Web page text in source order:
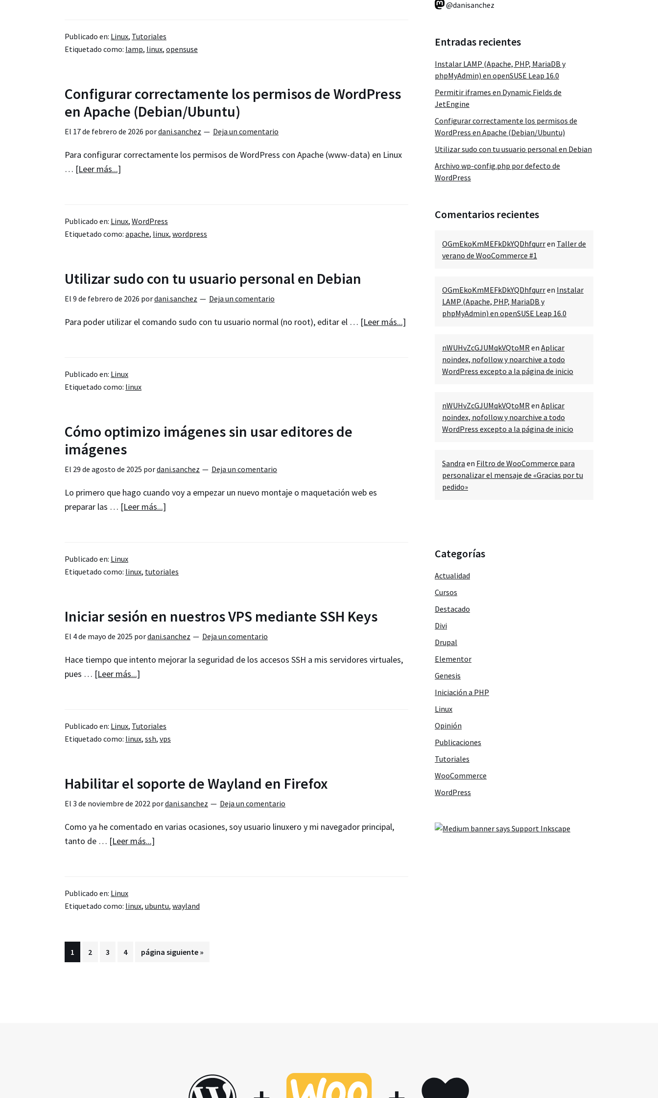
(Apache,
PHP,
phpMyAdmin)
en
16.0
Publicado en: Linux, Tutoriales
Etiquetado como: lamp, linux, opensuse
Configurar correctamente los permisos de WordPress
en Apache (Debian/Ubuntu)
El 17 de febrero de 2026 pordani.sanchez Deja un comentario
Para configurar correctamente los permisos de WordPress con Apache (www-data) en Linux
… [Leer más...]
los
permisos
en
Apache
Publicado en: Linux, WordPress
Etiquetado como: apache, linux, wordpress
Utilizar sudo con tu usuario personal en Debian
El 9 de febrero de 2026 pordani.sanchez Deja un comentario
Para poder utilizar el comando sudo con tu usuario normal (no root), editar el … [Leer más...]
Publicado en: Linux
Etiquetado como: linux
Cómo optimizo imágenes sin usar editores de
imágenes
El 29 de agosto de 2025 pordani.sanchez Deja un comentario
Lo primero que hago cuando voy a empezar un nuevo montaje o maquetación web es
preparar las … [Leer más...]
sin
de
imágenes
Publicado en: Linux
Etiquetado como: linux, tutoriales
Iniciar sesión en nuestros VPS mediante SSH Keys
El 4 de mayo de 2025 pordani.sanchez Deja un comentario
Hace tiempo que intento mejorar la seguridad de los accesos SSH a mis servidores virtuales,
pues … [Leer más...]
en
nuestros
SSH
Keys
Publicado en: Linux, Tutoriales
Etiquetado como: linux, ssh, vps
Habilitar el soporte de Wayland en Firefox
El 3 de noviembre de 2022 pordani.sanchez Deja un comentario
Como ya he comentado en varias ocasiones, soy usuario linuxero y mi navegador principal,
tanto de … [Leer más...]
de
Firefox
Publicado en: Linux
Etiquetado como: linux, ubuntu, wayland
Página
1 Página
2 Página
3 Página
4
Ir
página siguiente »
@danisanchez
Entradas recientes
Instalar LAMP (Apache, PHP, MariaDB y
phpMyAdmin) en openSUSE Leap 16.0
Permitir iframes en Dynamic Fields de
JetEngine
Configurar correctamente los permisos de
WordPress en Apache (Debian/Ubuntu)
Utilizar sudo con tu usuario personal en Debian
Archivo wp-config.php por defecto de
WordPress
Comentarios recientes
OGmEkoKmMEFkDkYQDhfqurren Taller de
verano de WooCommerce #1
OGmEkoKmMEFkDkYQDhfqurren Instalar
LAMP (Apache, PHP, MariaDB y
phpMyAdmin) en openSUSE Leap 16.0
nWUHvZcGJUMqkVQtoMRen Aplicar
noindex, nofollow y noarchive a todo
WordPress excepto a la página de inicio
nWUHvZcGJUMqkVQtoMRen Aplicar
noindex, nofollow y noarchive a todo
WordPress excepto a la página de inicio
Sandra en Filtro de WooCommerce para
personalizar el mensaje de «Gracias por tu
pedido»
Categorías
Actualidad
Cursos
Destacado
Divi
Drupal
Elementor
Genesis
Iniciación a PHP
Linux
Opinión
Publicaciones
Tutoriales
WooCommerce
WordPress